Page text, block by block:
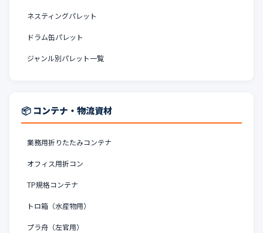
ネスティングパレット
ドラム缶パレット
ジャンル別パレット一覧
📦 コンテナ・物流資材
業務用折りたたみコンテナ
オフィス用折コン
TP規格コンテナ
トロ箱（水産物用）
プラ舟（左官用）